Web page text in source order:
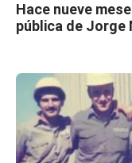
Hace nueve
pública de Jorge